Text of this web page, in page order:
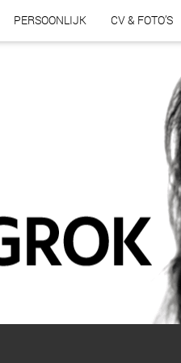
PERSOONLIJK CV & FOTO’S